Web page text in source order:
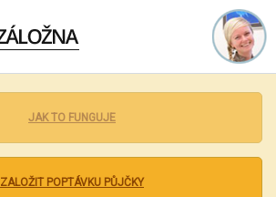
JAK TO FUNGUJE
ZALOŽIT POPTÁVKU PŮJČKY